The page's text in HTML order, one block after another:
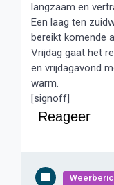
langzaam en
Een laag ten
bereikt komende
Vrijdag gaat het
en vrijdagavond
warm.
[signoff]
Reageer